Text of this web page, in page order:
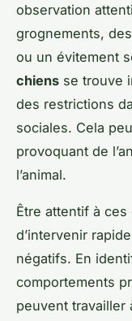
observation
grognements,
ou un évitement
chiens se trouve
des restrictions
sociales. Cela
provoquant de
l’animal.
Être attentif à
d’intervenir
négatifs. En
comportements
peuvent travailler